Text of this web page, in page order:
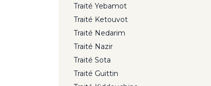
Traité Yebamot
Traité Ketouvot
Traité Nedarim
Traité Nazir
Traité Sota
Traité Guittin